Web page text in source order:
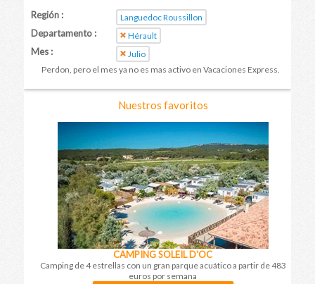
Región : Languedoc Roussillon
Departamento : Hérault
Mes :
Julio
Perdon, pero el mes ya no es mas activo en Vacaciones Express.
Nuestros favoritos
CAMPING SOLEIL D'OC
Camping de 4 estrellas con un gran parque acuático a partir de 483
euros por semana